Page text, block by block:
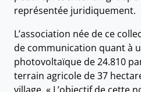
représentée juridiquement.
L’association née de ce
de communication quant à
photovoltaïque de 24.810
terrain agricole de 37